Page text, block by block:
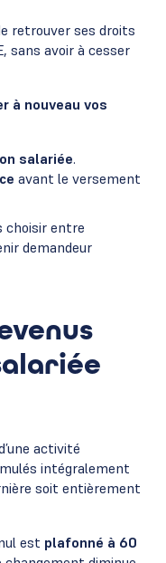
retrouver ses droits
sans avoir à cesser
à nouveau vos
salariée.
avant le versement
choisir entre
demandeur
activité
intégralement
soit entièrement
est plafonné à 60